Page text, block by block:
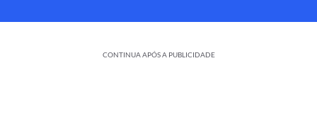
CONTINUA APÓS A PUBLICIDADE